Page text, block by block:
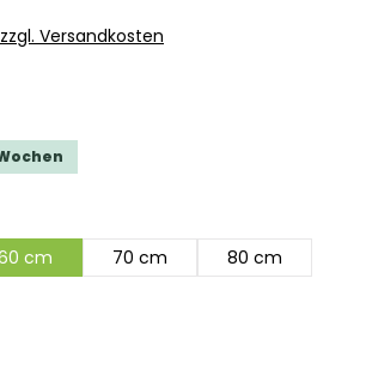
Versandkosten
von 5 von 5 Sternen
cm 70 cm 80 cm